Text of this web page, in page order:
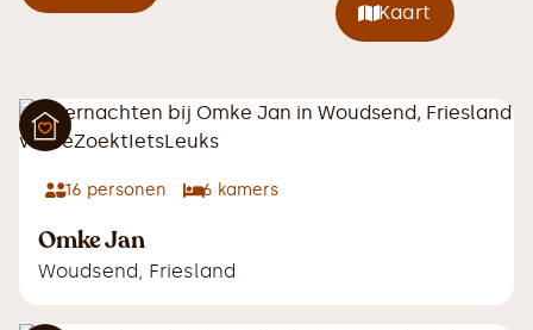
Kaart
16 personen 6 kamers
Omke Jan
Woudsend, Friesland